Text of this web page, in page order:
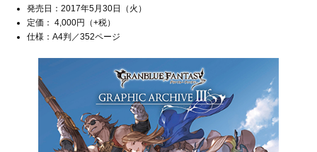
発売日：2017年5月30日（火）
定価： 4,000円（+税）
仕様：A4判／352ページ